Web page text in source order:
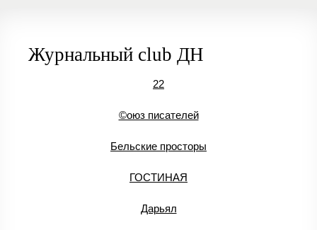
Журнальный club ДН
22
©оюз писателей
Бельские просторы
ГОСТИНАЯ
Дарьял